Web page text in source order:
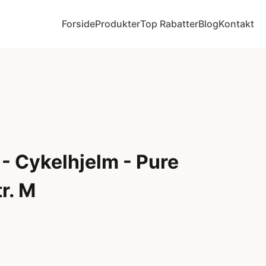
ForsideProdukterTop RabatterBlogKontakt
Cykelhjelm - Pure
M